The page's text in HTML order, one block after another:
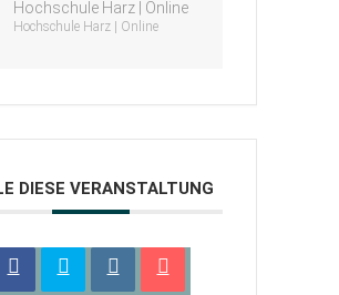
Hochschule Harz | Online
Hochschule Harz | Online
DIESE VERANSTALTUNG